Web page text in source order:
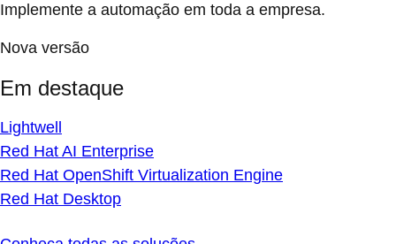
Implemente a automação em toda a empresa.
Nova versão
Em destaque
Lightwell
Red Hat AI Enterprise
Red Hat OpenShift Virtualization Engine
Red Hat Desktop